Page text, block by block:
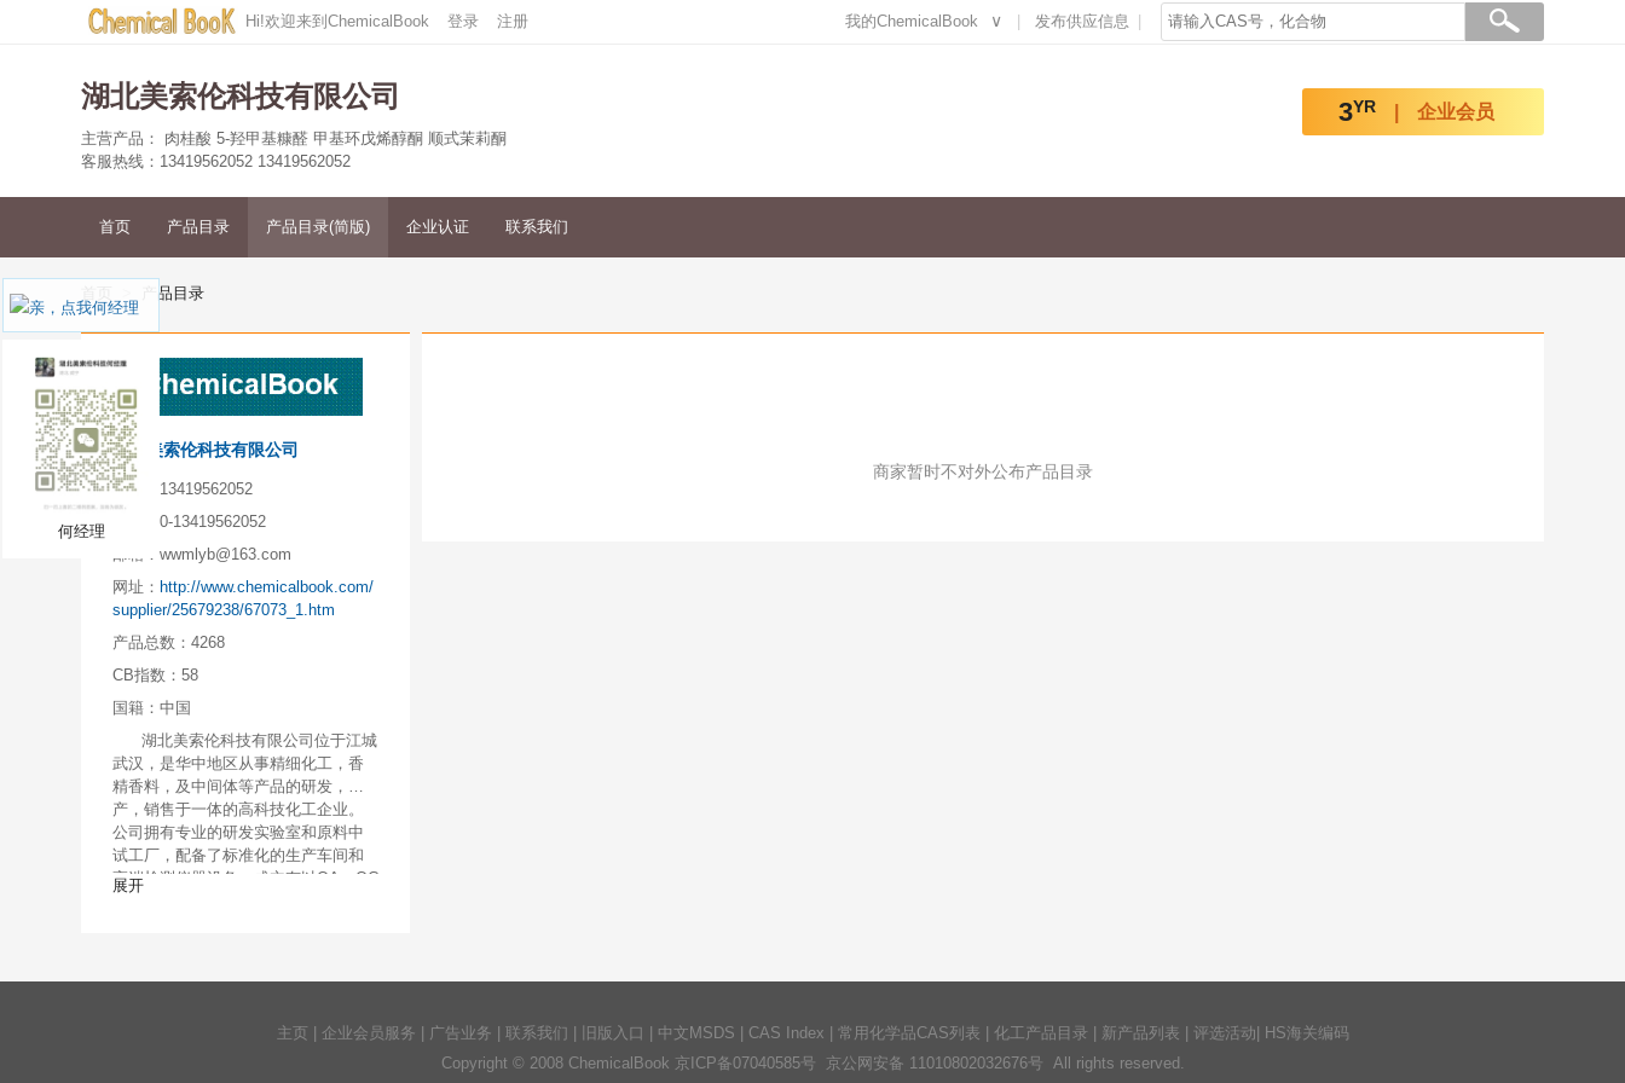
Hi!欢迎来到ChemicalBook 登录 注册 我的ChemicalBook ∨ 发布供应信息
湖北美索伦科技有限公司
主营产品： 肉桂酸 5-羟甲基糠醛 甲基环戊烯醇酮 顺式茉莉酮
客服热线：13419562052 13419562052
3YR 企业会员
首页 产品目录 产品目录(简版) 企业认证 联系我们
产品目录
湖北美索伦科技有限公司
手机： 13419562052
0-13419562052
邮箱： wwmlyb@163.com
网址： http://www.chemicalbook.com/
supplier/25679238/67073_1.htm
产品总数： 4268
CB指数： 58
国籍： 中国
湖北美索伦科技有限公司位于江城
武汉，是华中地区从事精细化工，香
精香料，及中间体等产品的研发，生
产，销售于一体的高科技化工企业。
公司拥有专业的研发实验室和原料中
试工厂，配备了标准化的生产车间和
高端检测仪器设备，成立有以QA、QC
研究用的克级，公斤级到工业化吨级
展开
商家暂时不对外公布产品目录
何经理
何经理
主页 企业会员服务 广告业务 联系我们 旧版入口 中文MSDS CAS Index 常用化学品CAS列表 化工产品目录 新产品列表 评选活动
HS海关编码
Copyright © 2008 ChemicalBook 京ICP备07040585号 京公网安备 11010802032676号 All rights reserved.